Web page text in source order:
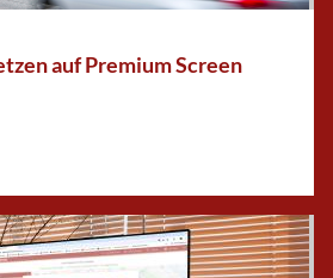
auf Premium Screen